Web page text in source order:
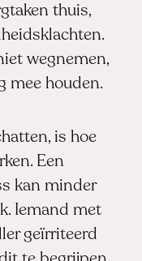
thuis,
wegnemen,
mee houden.
is hoe
Een
kan minder
Iemand met
geïrriteerd